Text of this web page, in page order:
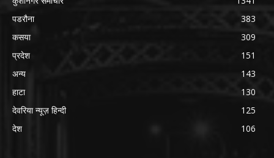
पडरौना
383
कसया
309
प्रदेश
151
अन्य
143
हाटा
130
देवरिया न्यूज़ हिन्दी
125
देश
106